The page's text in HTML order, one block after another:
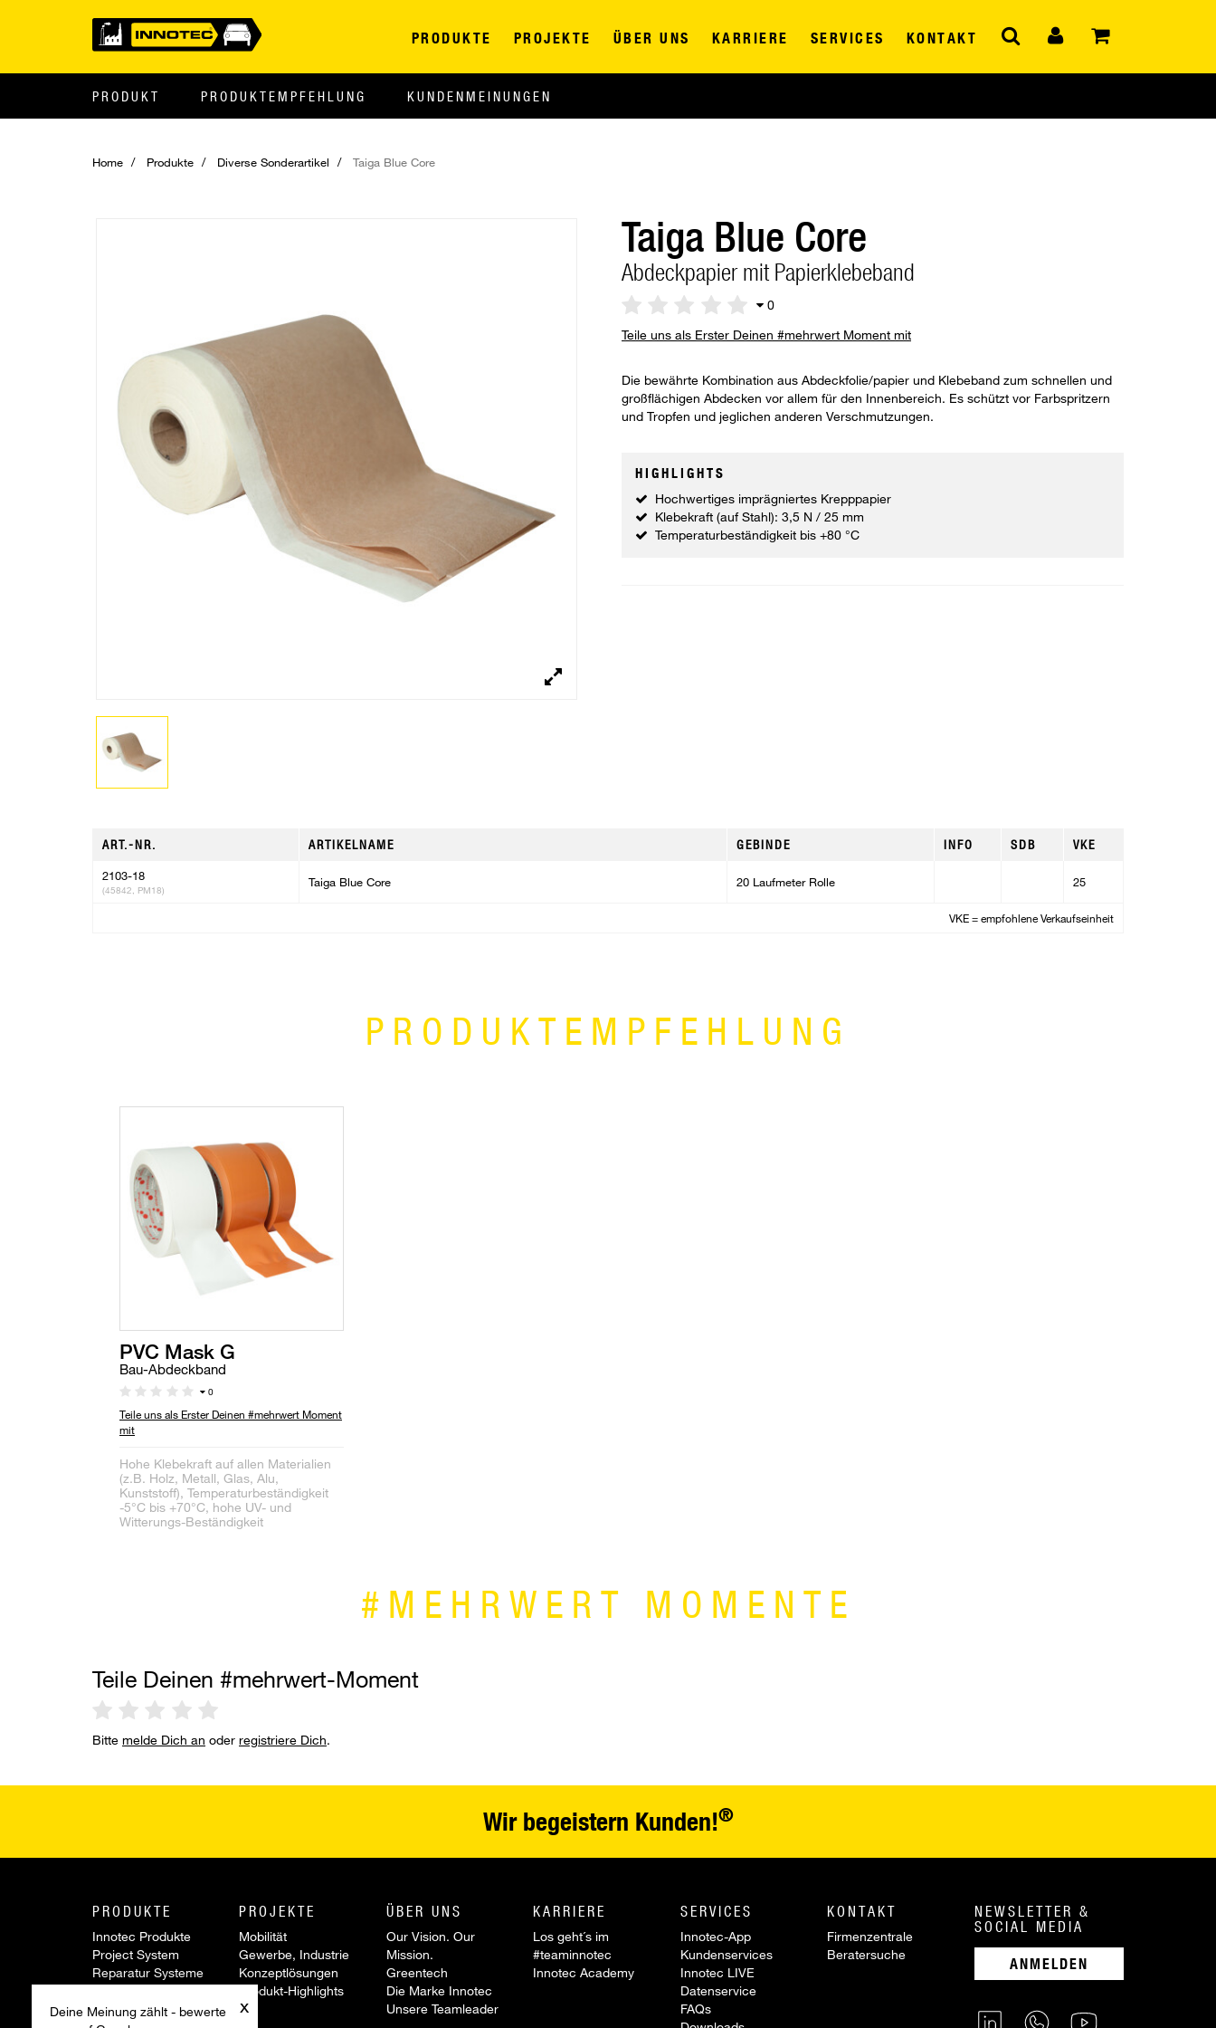
PRODUKTE PROJEKTE ÜBER UNS KARRIERE SERVICES KONTAKT
PRODUKT PRODUKTEMPFEHLUNG KUNDENMEINUNGEN
Home Produkte Diverse Sonderartikel Taiga Blue Core
x
Deine Meinung zählt - bewerte
Taiga Blue Core
Abdeckpapier mit Papierklebeband
0
Teile uns als Erster Deinen #mehrwert Moment mit
Die bewährte Kombination aus Abdeckfolie/papier und Klebeband zum schnellen und
großflächigen Abdecken vor allem für den Innenbereich. Es schützt vor Farbspritzern
und Tropfen und jeglichen anderen Verschmutzungen.
HIGHLIGHTS
Hochwertiges imprägniertes Krepppapier
Klebekraft (auf Stahl): 3,5 N / 25 mm
Temperaturbeständigkeit bis +80 °C
ART.-NR. ARTIKELNAME GEBINDE INFO SDB VKE
2103-18
(45842, PM18)
Taiga Blue Core 20 Laufmeter Rolle 25
VKE = empfohlene Verkaufseinheit
PRODUKTEMPFEHLUNG
PVC Mask G
Bau-Abdeckband
0
Teile uns als Erster Deinen #mehrwert Moment
mit
Hohe Klebekraft auf allen Materialien
(z.B. Holz, Metall, Glas, Alu,
Kunststoff), Temperaturbeständigkeit
-5°C bis +70°C, hohe UV- und
Witterungs-Beständigkeit
#MEHRWERT MOMENTE
Teile Deinen #mehrwert-Moment
Bitte melde Dich an oder registriere Dich.
Wir begeistern Kunden!®
PRODUKTE
Innotec Produkte
Project System
Reparatur Systeme
Zubehör
PROJEKTE
Mobilität
Gewerbe, Industrie
Konzeptlösungen
Produkt-Highlights
ÜBER UNS
Our Vision. Our
Mission.
Greentech
Die Marke Innotec
Unsere Teamleader
KARRIERE
Los geht´s im
#teaminnotec
Innotec Academy
SERVICES
Innotec-App
Kundenservices
Innotec LIVE
Datenservice
FAQs
KONTAKT
Firmenzentrale
Beratersuche
NEWSLETTER &
SOCIAL MEDIA
ANMELDEN